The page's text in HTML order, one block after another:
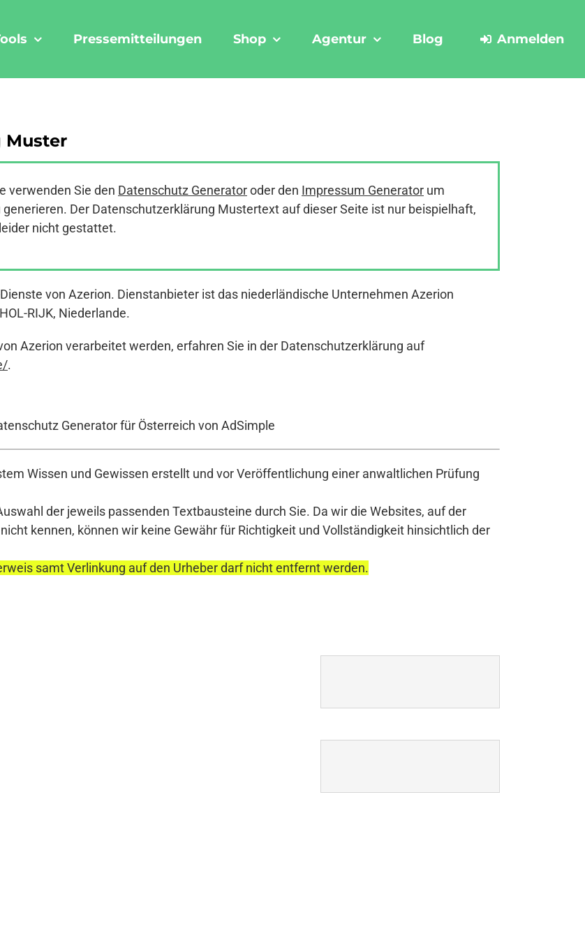
Pressemitteilungen Shop Agentur Blog Anmelden
Muster
verwenden Sie den Datenschutz Generatoroder den Impressum Generator um
Der Datenschutzerklärung Mustertext auf dieser Seite ist nur beispielhaft,
nicht gestattet.
von Azerion. Dienstanbieter ist das niederländische Unternehmen Azerion
RIJK, Niederlande.
Azerion verarbeitet werden, erfahren Sie in der Datenschutzerklärung auf
.
Generator für Österreich von AdSimple
Wissen und Gewissen erstellt und vor Veröffentlichung einer anwaltlichen Prüfung
der jeweils passenden Textbausteine durch Sie. Da wir die Websites, auf der
kennen, können wir keine Gewähr für Richtigkeit und Vollständigkeit hinsichtlich der
samt Verlinkung auf den Urheber darf nicht entfernt werden.